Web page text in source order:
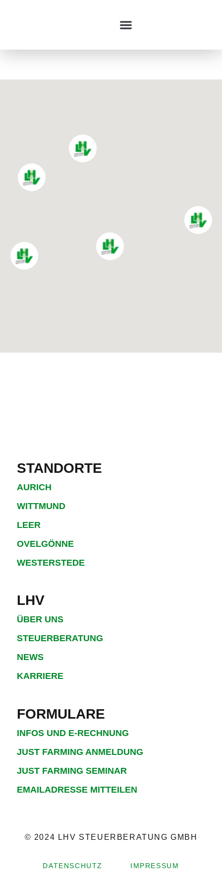
STANDORTE
AURICH
WITTMUND
LEER
OVELGÖNNE
WESTERSTEDE
LHV
ÜBER UNS
STEUERBERATUNG
NEWS
KARRIERE
FORMULARE
INFOS UND E-RECHNUNG
JUST FARMING ANMELDUNG
JUST FARMING SEMINAR
EMAILADRESSE MITTEILEN
© 2024 LHV STEUERBERATUNG GMBH
DATENSCHUTZ IMPRESSUM